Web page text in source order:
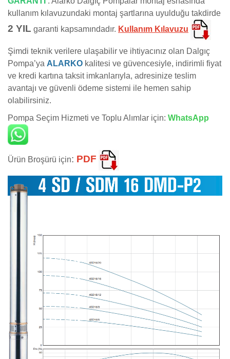
kullanım kılavuzundaki montaj şartlarına uyulduğu takdirde
2 YIL garanti kapsamındadır. Kullanım Kılavuzu
Şimdi teknik verilere ulaşabilir ve ihtiyacınız olan Dalgıç
Pompa’ya ALARKO kalitesi ve güvencesiyle, indirimli fiyat
ve kredi kartına taksit imkanlarıyla, adresinize teslim
avantajı ve güvenli ödeme sistemi ile hemen sahip
olabilirsiniz.
Pompa Seçim Hizmeti ve Toplu Alımlar için: WhatsApp
Ürün Broşürü için: PDF